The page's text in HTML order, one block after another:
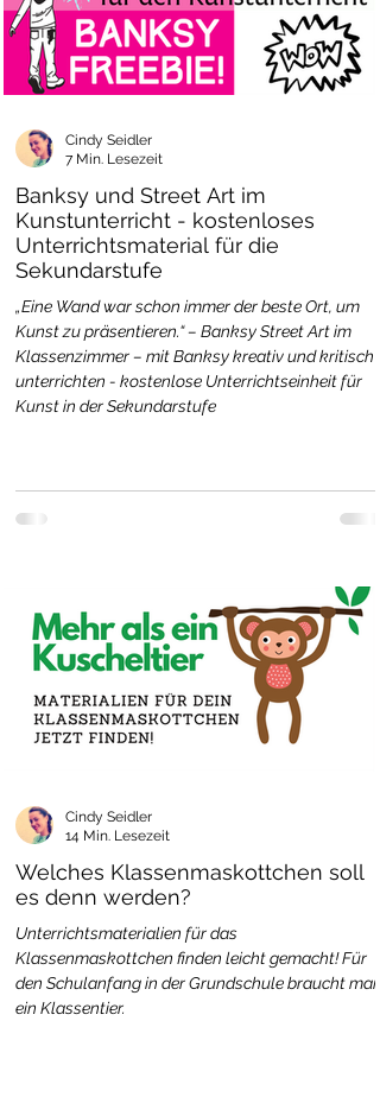
Banksy und Street Art im
Kunstunterricht - kostenloses
Unterrichtsmaterial für die
Sekundarstufe
„Eine Wand war schon immer der beste Ort, um
Kunst zu präsentieren.“ – Banksy Street Art im
Klassenzimmer – mit Banksy kreativ und kritisch
unterrichten - kostenlose Unterrichtseinheit für
Kunst in der Sekundarstufe
Cindy Seidler
7 Min. Lesezeit
Welches Klassenmaskottchen soll
es denn werden?
Unterrichtsmaterialien für das
Klassenmaskottchen finden leicht gemacht! Für
den Schulanfang in der Grundschule braucht man
ein Klassentier.
Cindy Seidler
14 Min. Lesezeit